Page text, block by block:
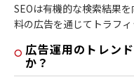
SEOは有機的な検索結果
料の広告を通じてトラフィ
広告運用のトレン
か？